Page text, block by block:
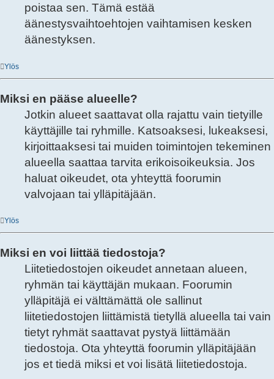
poistaa sen. Tämä estää
äänestysvaihtoehtojen vaihtamisen kesken
äänestyksen.
Ylös
Miksi en pääse alueelle?
Jotkin alueet saattavat olla rajattu vain tietyille
käyttäjille tai ryhmille. Katsoaksesi, lukeaksesi,
kirjoittaaksesi tai muiden toimintojen tekeminen
alueella saattaa tarvita erikoisoikeuksia. Jos
haluat oikeudet, ota yhteyttä foorumin
valvojaan tai ylläpitäjään.
Ylös
Miksi en voi liittää tiedostoja?
Liitetiedostojen oikeudet annetaan alueen,
ryhmän tai käyttäjän mukaan. Foorumin
ylläpitäjä ei välttämättä ole sallinut
liitetiedostojen liittämistä tietyllä alueella tai vain
tietyt ryhmät saattavat pystyä liittämään
tiedostoja. Ota yhteyttä foorumin ylläpitäjään
jos et tiedä miksi et voi lisätä liitetiedostoja.